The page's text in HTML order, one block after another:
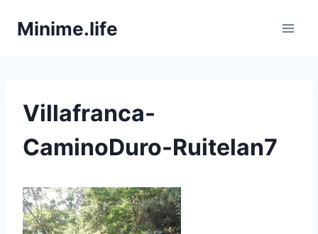
InhaltMinime.life
Villafranca-
CaminoDuro-Ruitelan7